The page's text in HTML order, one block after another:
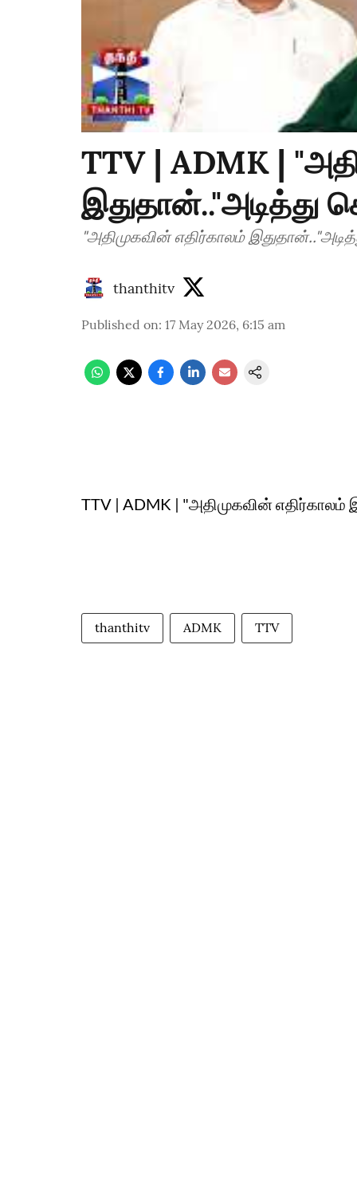
TTV | ADMK |
"அதிமுகவின் எதிர்காலம்
thanthitv
Published on: 17 May 2026, 6:15 am
TTV | ADMK | "அதிமுகவின்
thanthitv ADMK TTV